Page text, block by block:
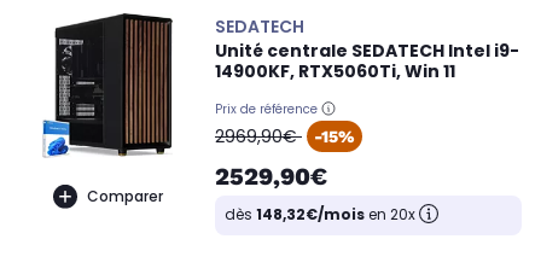
Comparer
SEDATECH
Unité centrale SEDATECH Intel i9-
14900KF, RTX5060Ti, Win 11
Prix de référence
oldPrice
2969,90€ -15%
2529,90€
dès 148,32€/moisen 20x